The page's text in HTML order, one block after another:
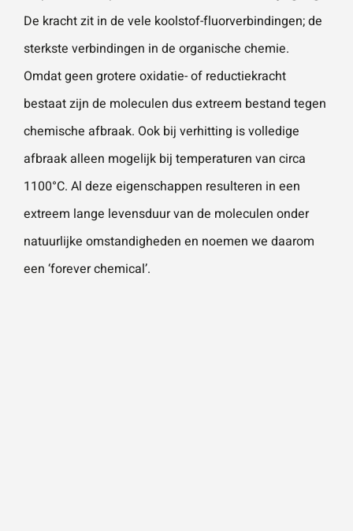
De kracht zit in de vele koolstof-fluorverbindingen; de
sterkste verbindingen in de organische chemie.
Omdat geen grotere oxidatie- of reductiekracht
bestaat zijn de moleculen dus extreem bestand tegen
chemische afbraak. Ook bij verhitting is volledige
afbraak alleen mogelijk bij temperaturen van circa
1100°C. Al deze eigenschappen resulteren in een
extreem lange levensduur van de moleculen onder
natuurlijke omstandigheden en noemen we daarom
een ‘forever chemical’.